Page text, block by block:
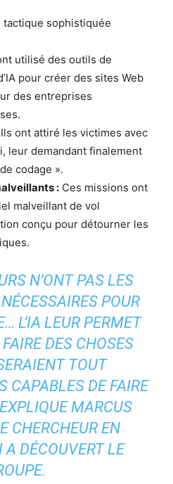
sophistiquée
utilisé des outils de
pour créer des sites Web
des entreprises
Ils ont attiré les victimes avec
leur demandant finalement
codage ».
: Ces missions ont
malveillant de vol
conçu pour détourner les
N’ONT PAS LES
POUR
L’IA LEUR PERMET
DES CHOSES
TOUT
CAPABLES DE FAIRE
MARCUS
CHERCHEUR EN
A DÉCOUVERT LE